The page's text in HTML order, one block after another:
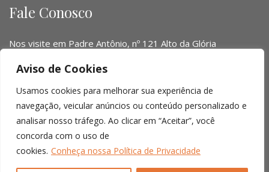
Aviso de Cookies
Usamos cookies para melhorar sua experiência de
navegação, veicular anúncios ou conteúdo personalizado e
analisar nosso tráfego. Ao clicar em “Aceitar”, você
concorda com o uso de
cookies. Conheça nossa Política de Privacidade
Fale Conosco
Nos visite em Padre Antônio, nº 121 Alto da Glória
Telefone: (041) 3016-6063 - (51) 3103-0345 - (11) 4063-
Email: contato@limalopes.com.br
8:30 AM - 18:00 PM